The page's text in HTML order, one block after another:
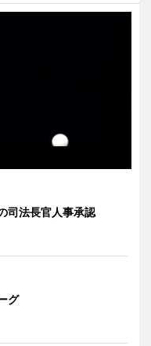
司法長官人事承認
グ